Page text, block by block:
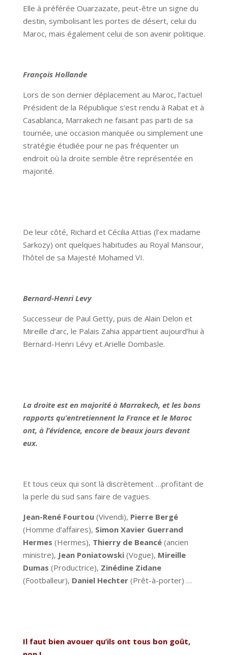
Elle à préférée Ouarzazate, peut-être un signe du
destin, symbolisant les portes de désert, celui du
Maroc, mais également celui de son avenir politique.
François Hollande
Lors de son dernier déplacement au Maroc, l’actuel
Président de la République s’est rendu à Rabat et à
Casablanca, Marrakech ne faisant pas parti de sa
tournée, une occasion manquée ou simplement une
stratégie étudiée pour ne pas fréquenter un
endroit où la droite semble être représentée en
majorité.
De leur côté, Richard et Cécilia Attias (l’ex madame
Sarkozy) ont quelques habitudes au Royal Mansour,
l’hôtel de sa Majesté Mohamed VI.
Bernard-Henri Levy
Successeur de Paul Getty, puis de Alain Delon et
Mireille d’arc, le Palais Zahia appartient aujourd’hui à
Bernard-Henri Lévy et Arielle Dombasle.
La droite est en majorité à Marrakech, et les bons
rapports qu’entretiennent la France et le Maroc
ont, à l’évidence, encore de beaux jours devant
eux.
Et tous ceux qui sont là discrètement …profitant de
la perle du sud sans faire de vagues.
Jean-René Fourtou (Vivendi), Pierre Bergé
(Homme d’affaires), Simon Xavier Guerrand
Hermes (Hermes), Thierry de Beancé(ancien
ministre), Jean Poniatowski(Vogue), Mireille
Dumas (Productrice), Zinédine Zidane
(Footballeur), Daniel Hechter(Prêt-à-porter) …
Il faut bien avouer qu’ils ont tous bon goût,